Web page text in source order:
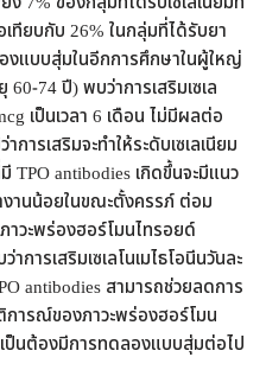
เทียบกับ 26% ในกลุ่มที่ได้รับยา
งแบบสุ่มในอีกการศึกษาในผู้ใหญ่
74 ปี) พบว่าการเสริมเซเล
เป็นเวลา 6 เดือน ไม่มีผลต่อ
ารเสริมจะทำให้ระดับเซเลเนียม
antibodies เกิดขึ้นจะมีแนว
งานน้อยในขณะตั้งครรภ์ ต่อม
วะพร่องฮอร์โมนไทรอยด์
ารเสริมเซเลโนเมไธโอนีนวันละ
antibodies สามารถช่วยลดการ
ารณ์ของภาวะพร่องฮอร์โมน
ป็นต้องมีการทดลองแบบสุ่มต่อไป